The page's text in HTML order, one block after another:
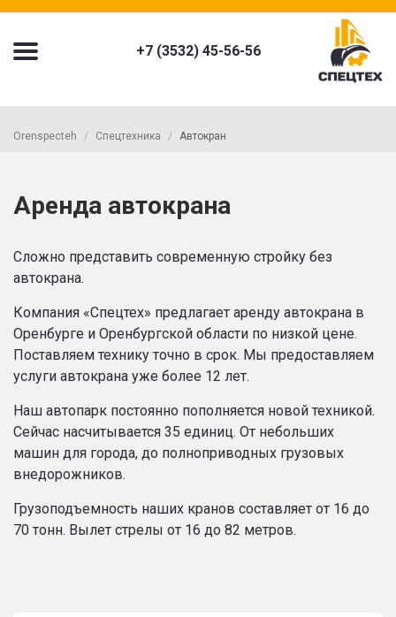
+7 (3532) 45-56-56
Orenspecteh Спецтехника Автокран
Аренда автокрана
Сложно представить современную стройку без
автокрана.
Компания «Спецтех» предлагает аренду автокрана в
Оренбурге и Оренбургской области по низкой цене.
Поставляем технику точно в срок. Мы предоставляем
услуги автокрана уже более 12 лет.
Наш автопарк постоянно пополняется новой техникой.
Сейчас насчитывается 35 единиц. От небольших
машин для города, до полноприводных грузовых
внедорожников.
Грузоподъемность наших кранов составляет от 16 до
70 тонн. Вылет стрелы от 16 до 82 метров.